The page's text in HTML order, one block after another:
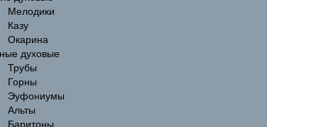
Мелодики
Казу
Окарина
духовые
Трубы
Горны
Эуфониумы
Альты
Баритоны